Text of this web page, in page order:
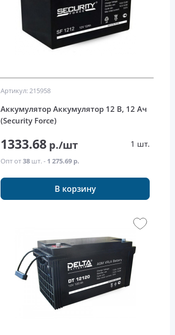
Артикул: 215958
Аккумулятор Аккумулятор 12 В, 12 Ач
(Security Force)
1333.68 р./шт 1 шт.
Опт от38 шт. - 1 275.69 р.
В корзину